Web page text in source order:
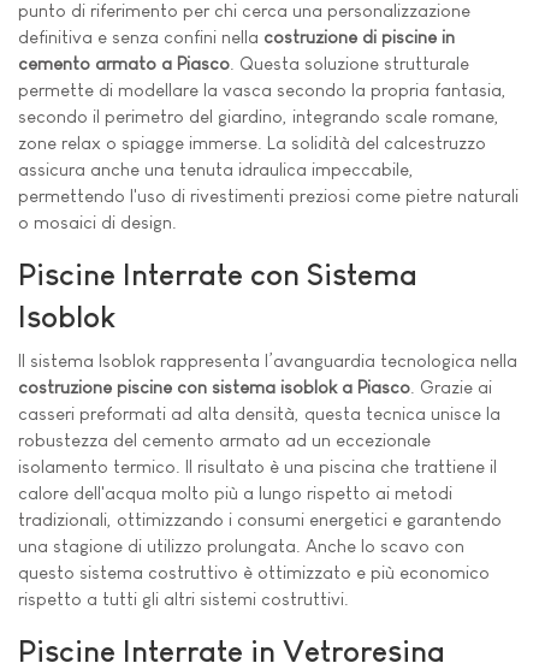
punto di riferimento per chi cerca una personalizzazione
definitiva e senza confini nella costruzione di piscine in
cemento armato a Piasco. Questa soluzione strutturale
permette di modellare la vasca secondo la propria fantasia,
secondo il perimetro del giardino, integrando scale romane,
zone relax o spiagge immerse. La solidità del calcestruzzo
assicura anche una tenuta idraulica impeccabile,
permettendo l'uso di rivestimenti preziosi come pietre naturali
o mosaici di design.
Piscine Interrate con Sistema
Isoblok
Il sistema Isoblok rappresenta l’avanguardia tecnologica nella
costruzione piscine con sistema isoblok a Piasco . Grazie ai
casseri preformati ad alta densità, questa tecnica unisce la
robustezza del cemento armato ad un eccezionale
isolamento termico. Il risultato è una piscina che trattiene il
calore dell'acqua molto più a lungo rispetto ai metodi
tradizionali, ottimizzando i consumi energetici e garantendo
una stagione di utilizzo prolungata. Anche lo scavo con
questo sistema costruttivo è ottimizzato e più economico
rispetto a tutti gli altri sistemi costruttivi.
Piscine Interrate in Vetroresina